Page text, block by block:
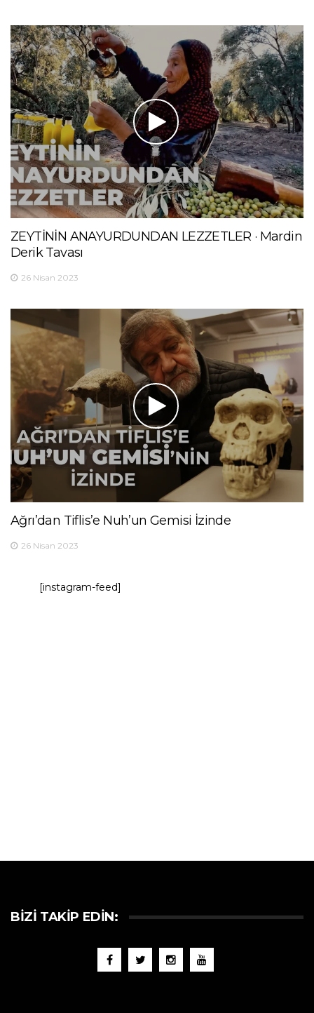
ZEYTİNİN ANAYURDUNDAN LEZZETLER · Mardin
Derik Tavası
26 Nisan 2023
Ağrı’dan Tiflis’e Nuh’un Gemisi İzinde
26 Nisan 2023
[instagram-feed]
BIZI TAKIP EDIN: